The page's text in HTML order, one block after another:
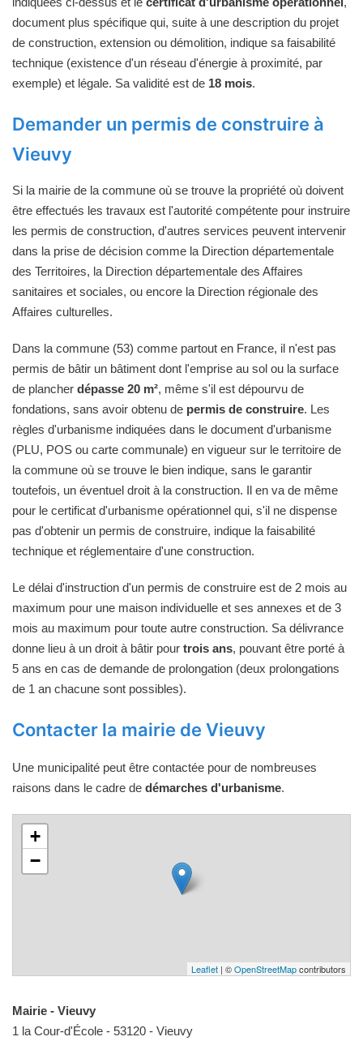
document plus spécifique qui, suite à une description du projet
de construction, extension ou démolition, indique sa faisabilité
technique (existence d'un réseau d'énergie à proximité, par
exemple) et légale. Sa validité est de 18 mois.
Demander un permis de construire à
Vieuvy
Si la mairie de la commune où se trouve la propriété où doivent
être effectués les travaux est l'autorité compétente pour instruire
les permis de construction, d'autres services peuvent intervenir
dans la prise de décision comme la Direction départementale
des Territoires, la Direction départementale des Affaires
sanitaires et sociales, ou encore la Direction régionale des
Affaires culturelles.
Dans la commune (53) comme partout en France, il n'est pas
permis de bâtir un bâtiment dont l'emprise au sol ou la surface
de plancher dépasse 20 m², même s'il est dépourvu de
fondations, sans avoir obtenu de permis de construire. Les
règles d'urbanisme indiquées dans le document d'urbanisme
(PLU, POS ou carte communale) en vigueur sur le territoire de
la commune où se trouve le bien indique, sans le garantir
toutefois, un éventuel droit à la construction. Il en va de même
pour le certificat d'urbanisme opérationnel qui, s'il ne dispense
pas d'obtenir un permis de construire, indique la faisabilité
technique et réglementaire d'une construction.
Le délai d'instruction d'un permis de construire est de 2 mois au
maximum pour une maison individuelle et ses annexes et de 3
mois au maximum pour toute autre construction. Sa délivrance
donne lieu à un droit à bâtir pour trois ans, pouvant être porté à
5 ans en cas de demande de prolongation (deux prolongations
de 1 an chacune sont possibles).
Contacter la mairie de Vieuvy
Une municipalité peut être contactée pour de nombreuses
raisons dans le cadre de démarches d'urbanisme.
+
−
Leaflet | ©OpenStreetMapcontributors
Mairie - Vieuvy
1 la Cour-d'École - 53120 - Vieuvy